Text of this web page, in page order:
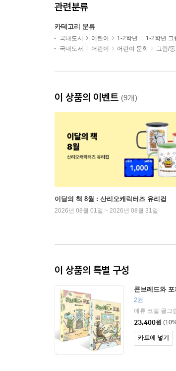
관련분류
카테고리 분류
국내도서 어린이 1-2학년 1-2학년 그
국내도서
어린이 어린이 문학 그림/
이 상품의 이벤트 (9개)
이달의 책 8월 : 산리오캐릭터즈 유리컵
2026년 08월 01일 ~ 2026년 08월 31일
이 상품의 특별 구성
콘브레드와
2권
매튜 코델 글그
23,400원
카트에 넣기